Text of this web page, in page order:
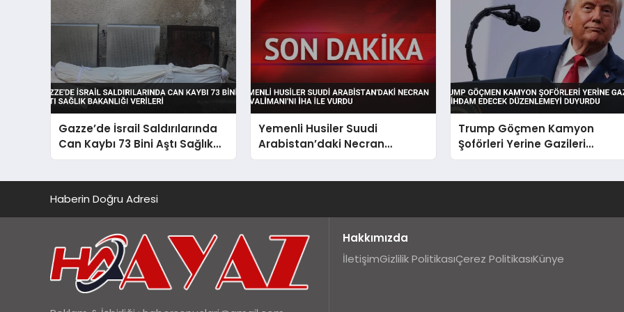
Gazze’de İsrail Saldırılarında
Can Kaybı 73 Bini Aştı Sağlık
Bakanlığı Verileri
Yemenli Husiler Suudi
Arabistan’daki Necran
Havalimanı’nı İHA ile Vurdu
Trump Göçmen Kamyon
Şoförleri Yerine Gazileri
İstihdam Edecek
Haberin Doğru Adresi
Hakkımızda
İletişimGizlilik PolitikasıÇerez PolitikasıKünye